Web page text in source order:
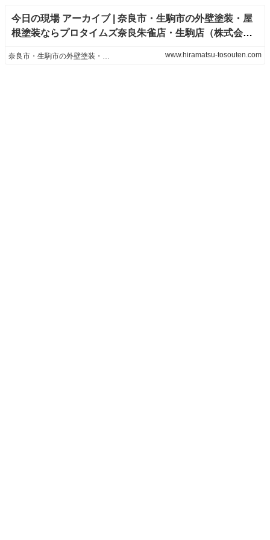
今日の現場 アーカイブ | 奈良市・生駒市の外壁塗装・屋
根塗装ならプロタイムズ奈良朱雀店・生駒店（株式会社
奈良市・生駒市の外壁塗装・屋根塗装ならプロタイムズ奈良朱雀店・生駒店（株式会社平松塗装店）へお任せください！ www.hiramatsu-tosouten.com